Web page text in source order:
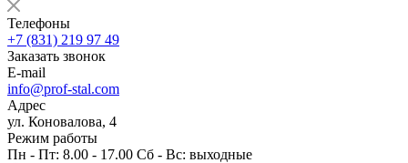
Телефоны
+7 (831) 219 97 49
Заказать звонок
E-mail
info@prof-stal.com
Адрес
ул. Коновалова, 4
Режим работы
Пн - Пт: 8.00 - 17.00 Сб - Вс: выходные